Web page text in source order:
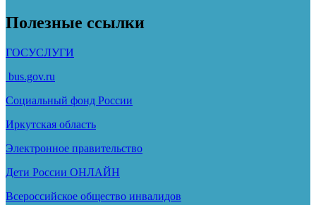
Полезные ссылки
ГОСУСЛУГИ
bus.gov.ru
Социальный фонд России
Иркутская область
Электронное правительство
Дети России ОНЛАЙН
Всероссийское общество инвалидов